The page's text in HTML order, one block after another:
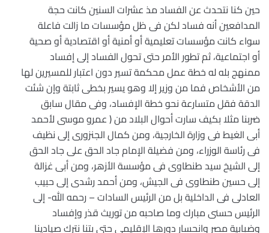
حين كنا نتحدث عن الفساد مذ عشرات السنين كانت حجة
المدافعين أنه فساد لكن فى ظل مؤسسات ما زالت فاعلة
سواء كانت مؤسسات تعليمية أو أمنية أو اقتصادية أو صحية
أو اجتماعية، ثم تطور الأمر حتى تحول الفساد إلى إفساد
ممنهج بله له خطة عمل محكمة تسير دون اعتبار للمسيرين لها
من الأشخاص فما من وزير إلا وهو يسير بخطى ثابتة وإن شئت
الدقة فقل متسارعة نحو خطة الإفساد، وفى مقال سابق
ضربنا مثلا بكيف سارت أحوال البلاد من ( عمرو موسى لأحمد
أبى الغيط فى وزارة الخارجية، ومن كمال الجنزورى إلى نظيف
فى رئاسة الوزراء، ومن فضيلة الإمام جاد الحق على جاد الحق
إلى الشيخ سيد طنطاوى فى مؤسسة الأزهر، ومن أبى غزالة
إلى حسين طنطاوى فى الجيش، ومن أحمد رشدى إلى حبيب
العادلى فى الداخلية بل من الرئيس السادات – رحمه الله- إلى
الرئيس حسنى مبارك وما صاحبه من توريث قذر وإفساد
وضبابية مصر وانحسار دورها الإقليمى حتى بتنا نترك صيادينا